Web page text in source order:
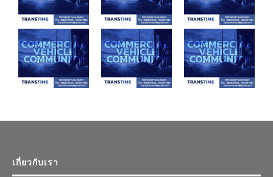
เกี่ยวกับเรา